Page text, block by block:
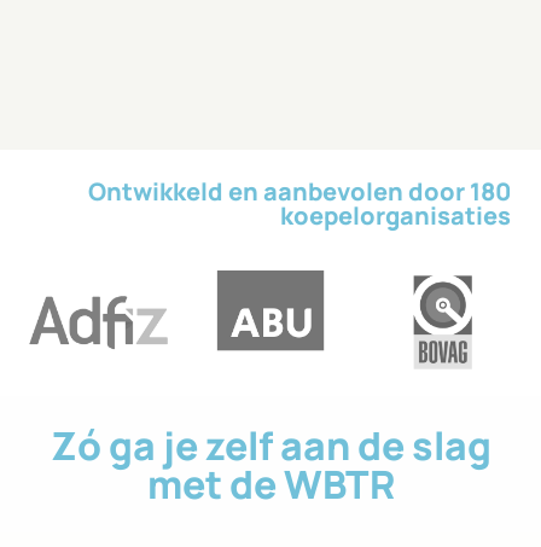
Ontwikkeld en aanbevolen door 180
koepel­organisaties
Zó ga je zelf aan de slag
met de WBTR